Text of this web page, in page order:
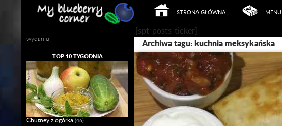
Szukaj
PRZEJDŹ DO TREŚCI
STRONA GŁÓWNA
MENU
[spt-posts-ticker]
Archiwa tagu: kuchnia meksykańska
wydaniu
TOP 10 TYGODNIA
Chutney z ogórka (46)